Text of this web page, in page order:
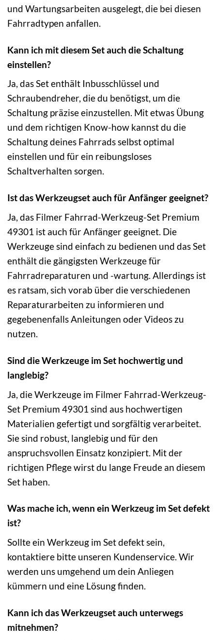
und Wartungsarbeiten ausgelegt, die bei diesen
Fahrradtypen anfallen.
Kann ich mit diesem Set auch die Schaltung
einstellen?
Ja, das Set enthält Inbusschlüssel und
Schraubendreher, die du benötigst, um die
Schaltung präzise einzustellen. Mit etwas Übung
und dem richtigen Know-how kannst du die
Schaltung deines Fahrrads selbst optimal
einstellen und für ein reibungsloses
Schaltverhalten sorgen.
Ist das Werkzeugset auch für Anfänger geeignet?
Ja, das Filmer Fahrrad-Werkzeug-Set Premium
49301 ist auch für Anfänger geeignet. Die
Werkzeuge sind einfach zu bedienen und das Set
enthält die gängigsten Werkzeuge für
Fahrradreparaturen und -wartung. Allerdings ist
es ratsam, sich vorab über die verschiedenen
Reparaturarbeiten zu informieren und
gegebenenfalls Anleitungen oder Videos zu
nutzen.
Sind die Werkzeuge im Set hochwertig und
langlebig?
Ja, die Werkzeuge im Filmer Fahrrad-Werkzeug-
Set Premium 49301 sind aus hochwertigen
Materialien gefertigt und sorgfältig verarbeitet.
Sie sind robust, langlebig und für den
anspruchsvollen Einsatz konzipiert. Mit der
richtigen Pflege wirst du lange Freude an diesem
Set haben.
Was mache ich, wenn ein Werkzeug im Set defekt
ist?
Sollte ein Werkzeug im Set defekt sein,
kontaktiere bitte unseren Kundenservice. Wir
werden uns umgehend um dein Anliegen
kümmern und eine Lösung finden.
Kann ich das Werkzeugset auch unterwegs
mitnehmen?